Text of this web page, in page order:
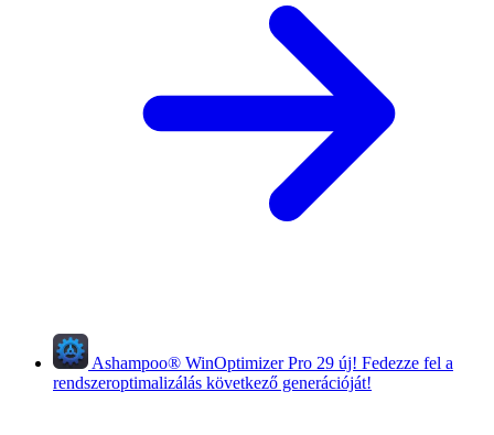
Ashampoo® WinOptimizer Pro 29 új! Fedezze fel a
rendszeroptimalizálás következő generációját!